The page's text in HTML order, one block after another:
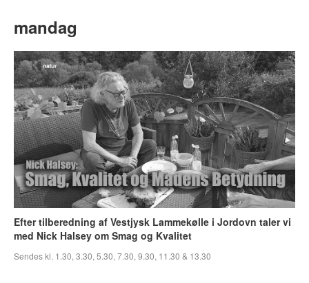
mandag
Efter tilberedning af Vestjysk Lammekølle i Jordovn taler vi
med Nick Halsey om Smag og Kvalitet
Sendes kl. 1.30, 3.30, 5.30, 7.30, 9.30, 11.30 & 13.30